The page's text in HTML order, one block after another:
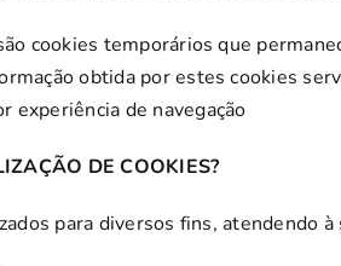
cookies temporários que
obtida por estes cookies
experiência de navegação
DE COOKIES?
para diversos fins, atendendo